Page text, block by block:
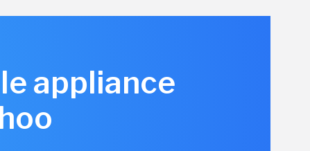
appliance